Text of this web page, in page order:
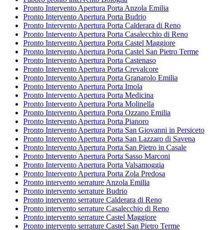
Pronto Intervento Apertura Porta Anzola Emilia
Pronto Intervento Apertura Porta Budrio
Pronto Intervento Apertura Porta Calderara di Reno
Pronto Intervento Apertura Porta Casalecchio di Reno
Pronto Intervento Apertura Porta Castel Maggiore
Pronto Intervento Apertura Porta Castel San Pietro Terme
Pronto Intervento Apertura Porta Castenaso
Pronto Intervento Apertura Porta Crevalcore
Pronto Intervento Apertura Porta Granarolo Emilia
Pronto Intervento Apertura Porta Imola
Pronto Intervento Apertura Porta Medicina
Pronto Intervento Apertura Porta Molinella
Pronto Intervento Apertura Porta Ozzano Emilia
Pronto Intervento Apertura Porta Pianoro
Pronto Intervento Apertura Porta San Giovanni in Persiceto
Pronto Intervento Apertura Porta San Lazzaro di Savena
Pronto Intervento Apertura Porta San Pietro in Casale
Pronto Intervento Apertura Porta Sasso Marconi
Pronto Intervento Apertura Porta Valsamoggia
Pronto Intervento Apertura Porta Zola Predosa
Pronto intervento serrature Anzola Emilia
Pronto intervento serrature Budrio
Pronto intervento serrature Calderara di Reno
Pronto intervento serrature Casalecchio di Reno
Pronto intervento serrature Castel Maggiore
Pronto intervento serrature Castel San Pietro Terme